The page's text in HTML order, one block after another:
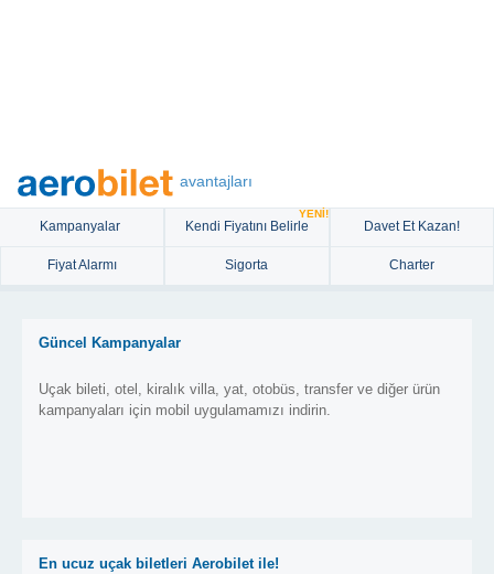
avantajları
Kampanyalar Kendi Fiyatını Belirle
YENİ!
Davet Et Kazan!
Fiyat Alarmı Sigorta Charter
Güncel Kampanyalar
Uçak bileti, otel, kiralık villa, yat, otobüs, transfer ve diğer ürün
kampanyaları için mobil uygulamamızı indirin.
En ucuz uçak biletleri Aerobilet ile!